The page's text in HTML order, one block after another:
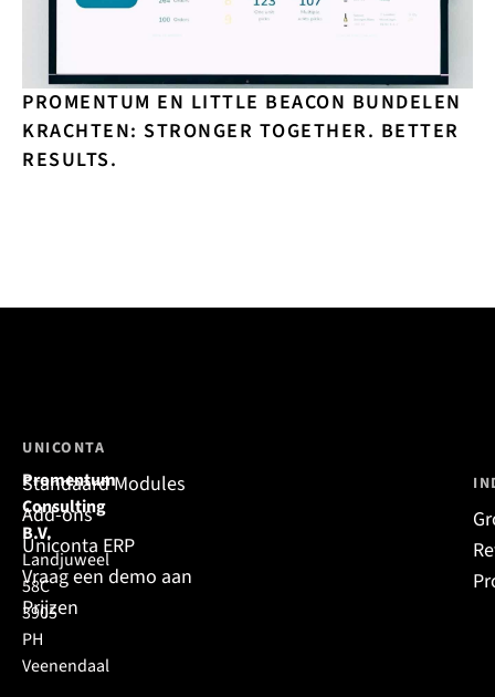
PROMENTUM EN LITTLE BEACON BUNDELEN
KRACHTEN: STRONGER TOGETHER. BETTER
RESULTS.
Promentum
Consulting
B.V.
Landjuweel
58C
3905
PH
Veenendaal
UNICONTA
Standaard Modules
Add-ons
Uniconta ERP
Vraag een demo aan
Prijzen